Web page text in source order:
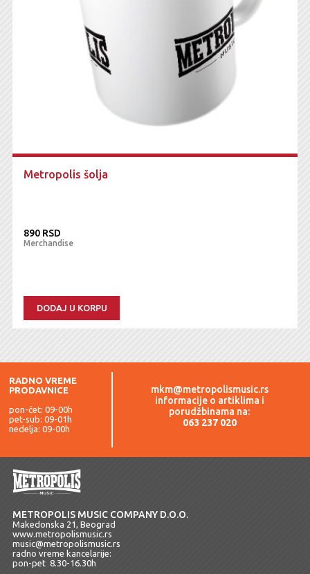
Metropolis šolja
890 RSD
Merchandise
DODAJ U KORPU
RADNO VREME
PRODAVNICE
pon-čet: 09-00h
pet-sub: 09-01h
nedelja: 09-00h
mkm@metropolismusic.rs
informacije o artiklima i
porudžbinama na:
063 237 020
METROPOLIS MUSIC COMPANY D.O.O.
Makedonska 21, Beograd
www.metropolismusic.rs
music@metropolismusic.rs
radno vreme kancelarije:
pon-pet 8.30-16.30h